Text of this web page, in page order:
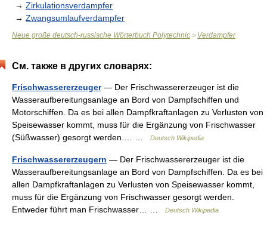
→ Zirkulationsverdampfer
→ Zwangsumlaufverdampfer
Neue große deutsch-russische Wörterbuch Polytechnic > Verdampfer
См. также в других словарях:
Frischwassererzeuger— Der Frischwassererzeuger ist die
Wasseraufbereitungsanlage an Bord von Dampfschiffen und
Motorschiffen. Da es bei allen Dampfkraftanlagen zu Verlusten von
Speisewasser kommt, muss für die Ergänzung von Frischwasser
(Süßwasser) gesorgt werden.… …
Deutsch Wikipedia
Frischwassererzeugern — Der Frischwassererzeuger ist die
Wasseraufbereitungsanlage an Bord von Dampfschiffen. Da es bei
allen Dampfkraftanlagen zu Verlusten von Speisewasser kommt,
muss für die Ergänzung von Frischwasser gesorgt werden.
Entweder führt man Frischwasser… …
Deutsch Wikipedia